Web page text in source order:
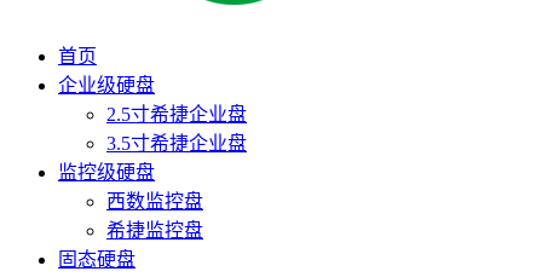
首页
企业级硬盘
2.5寸希捷企业盘
3.5寸希捷企业盘
监控级硬盘
西数监控盘
希捷监控盘
固态硬盘